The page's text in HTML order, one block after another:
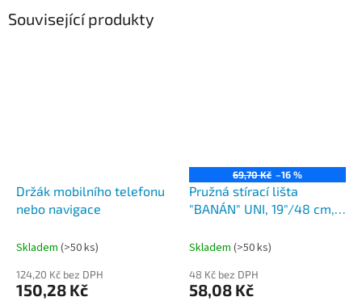
Související produkty
Držák mobilního telefonu
nebo navigace
Skladem (>50 ks)
124,20 Kč bez DPH
150,28 Kč
69,70 Kč –16 %
Pružná stírací lišta
"BANÁN" UNI, 19"/48 cm,
Skladem (>50 ks)
48 Kč bez DPH
58,08 Kč